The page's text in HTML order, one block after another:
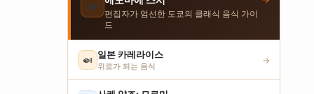
🍣
편집자가 엄선한 도쿄의 클래식 음식 가이
드
🍛 일본 카레라이스
위로가 되는 음식
→